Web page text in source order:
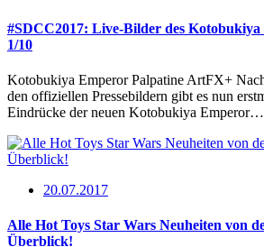
#SDCC2017: Live-Bilder des
1/10
Kotobukiya Emperor Palpatine ArtFX+
den offiziellen Pressebildern gibt es nun
Eindrücke der neuen Kotobukiya Emperor…
20.07.2017
Alle Hot Toys Star Wars Neuheiten von
Überblick!